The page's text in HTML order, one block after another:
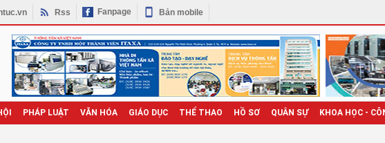
Rss Fanpage Bản mobile
PHÁP LUẬT VĂN HÓA GIÁO DỤC THỂ THAO HỒ SƠ QUÂN SỰ KHOA HỌC -